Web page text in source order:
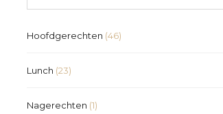
Hoofdgerechten (46)
Lunch (23)
Nagerechten (1)